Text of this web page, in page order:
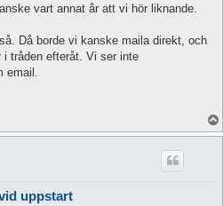
vart annat år att vi hör liknande.
Då borde vi kanske maila direkt, och
i tråden efteråt. Vi ser inte
email.
uppstart